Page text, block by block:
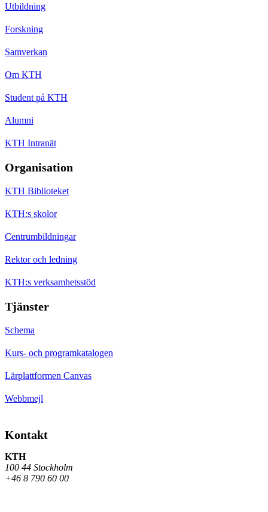
Utbildning
Forskning
Samverkan
Om KTH
Student på KTH
Alumni
KTH Intranät
Organisation
KTH Biblioteket
KTH:s skolor
Centrumbildningar
Rektor och ledning
KTH:s verksamhetsstöd
Tjänster
Schema
Kurs- och programkatalogen
Lärplattformen Canvas
Webbmejl
Kontakt
KTH
100 44 Stockholm
+46 8 790 60 00